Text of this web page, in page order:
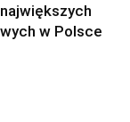
w Polsce